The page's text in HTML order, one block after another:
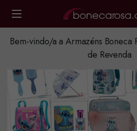
Bem-vindo/a a Armazéns Boneca
de Revenda